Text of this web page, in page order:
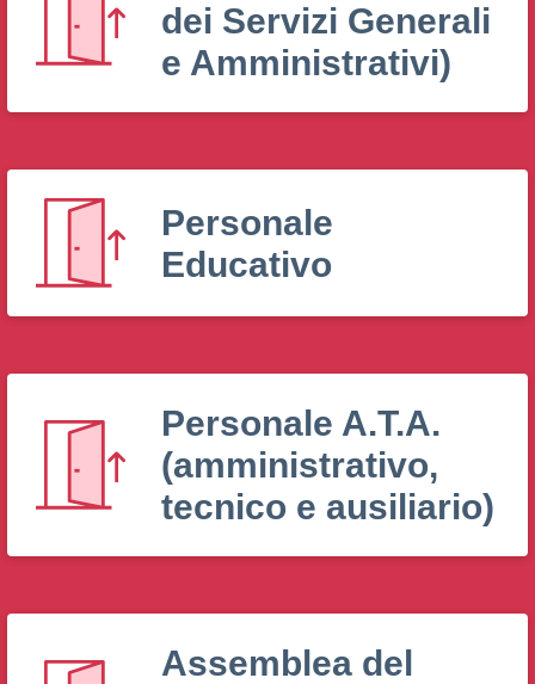
dei Servizi Generali
e Amministrativi)
Personale
Educativo
Personale A.T.A.
(amministrativo,
tecnico e ausiliario)
Assemblea del